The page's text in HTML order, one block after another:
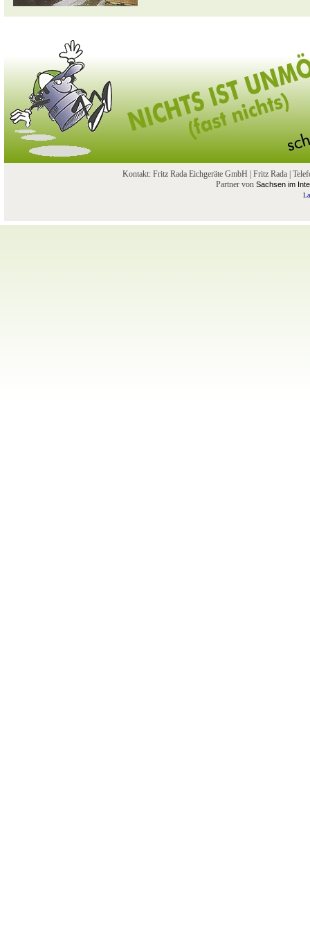
Kontakt: Fritz Rada Eichgeräte GmbH | Fritz Rada |
Partner von Sachsen im